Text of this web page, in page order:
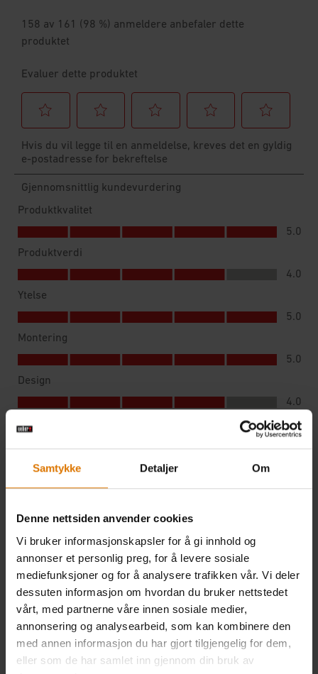
Samtykke Detaljer Om
Denne nettsiden anvender cookies
Vi bruker informasjonskapsler for å gi innhold og
annonser et personlig preg, for å levere sosiale
mediefunksjoner og for å analysere trafikken vår. Vi deler
dessuten informasjon om hvordan du bruker nettstedet
vårt, med partnerne våre innen sosiale medier,
annonsering og analysearbeid, som kan kombinere den
med annen informasjon du har gjort tilgjengelig for dem,
eller som de har samlet inn gjennom din bruk av